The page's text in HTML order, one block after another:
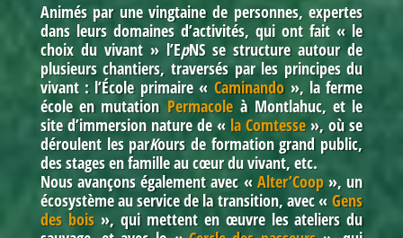
Animés par une vingtaine de personnes, expertes
dans leurs domaines d’activités, qui ont fait « le
choix du vivant » l’EpNS se structure autour de
plusieurs chantiers, traverséspar les principes du
vivant : l’École primaire«Caminando», la ferme
école en mutation Permacole à Montlahuc,et le
site d’immersion nature de« la Comtesse», où se
déroulent les parKours de formation grand public,
des stages en famille au cœur du vivant, etc.
Nous avançons également avec « Alter’Coop», un
écosystème au service de la transition, avec«Gens
des bois», qui mettent en œuvre les ateliers du